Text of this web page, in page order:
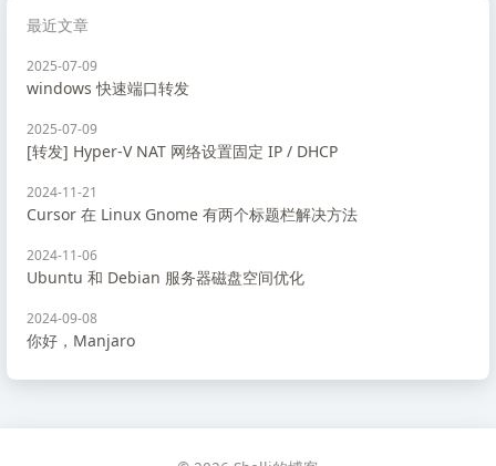
最近文章
2025-07-09
windows 快速端口转发
2025-07-09
[转发] Hyper-V NAT 网络设置固定 IP / DHCP
2024-11-21
Cursor 在 Linux Gnome 有两个标题栏解决方法
2024-11-06
Ubuntu 和 Debian 服务器磁盘空间优化
2024-09-08
你好，Manjaro